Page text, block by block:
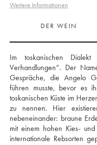
Weitere Informationen
DER WEIN
Im toskanischen Dialekt
Verhandlungen“. Der
Gespräche, die Angelo
führen musste, bevor es
toskanischen Küste im
zu nennen. Hier
nebeneinander: braune
mit einem hohen Kies-
internationale Rebsorten